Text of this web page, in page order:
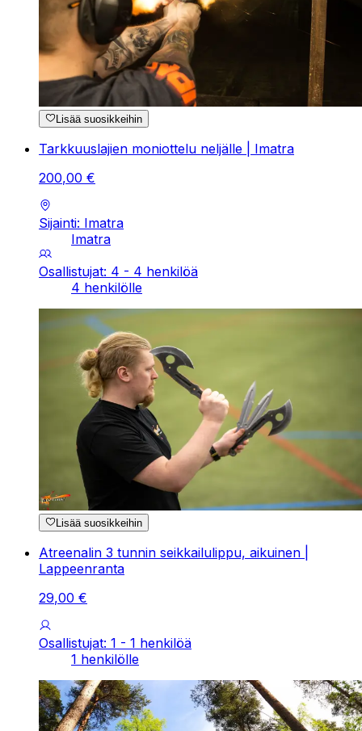
Lisää suosikkeihin
Tarkkuuslajien moniottelu neljälle | Imatra
200,00 €
Sijainti: Imatra
Imatra
Osallistujat: 4 - 4 henkilöä
4 henkilölle
Lisää suosikkeihin
Atreenalin 3 tunnin seikkailulippu, aikuinen |
Lappeenranta
29,00 €
Osallistujat: 1 - 1 henkilöä
1 henkilölle